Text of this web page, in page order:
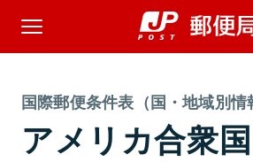
国際郵便条件表（国・地域別情
アメリカ合衆